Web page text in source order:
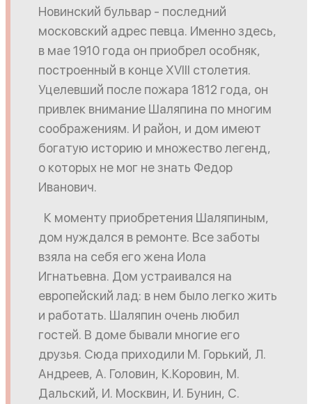
Новинский бульвар - последний
московский адрес певца. Именно здесь,
в мае 1910 года он приобрел особняк,
построенный в конце ХVIII столетия.
Уцелевший после пожара 1812 года, он
привлек внимание Шаляпина по многим
соображениям. И район, и дом имеют
богатую историю и множество легенд,
о которых не мог не знать Федор
Иванович.
К моменту приобретения Шаляпиным,
дом нуждался в ремонте. Все заботы
взяла на себя его жена Иола
Игнатьевна. Дом устраивался на
европейский лад: в нем было легко жить
и работать. Шаляпин очень любил
гостей. В доме бывали многие его
друзья. Сюда приходили М. Горький, Л.
Андреев, А. Головин, К.Коровин, М.
Дальский, И. Москвин, И. Бунин, С.